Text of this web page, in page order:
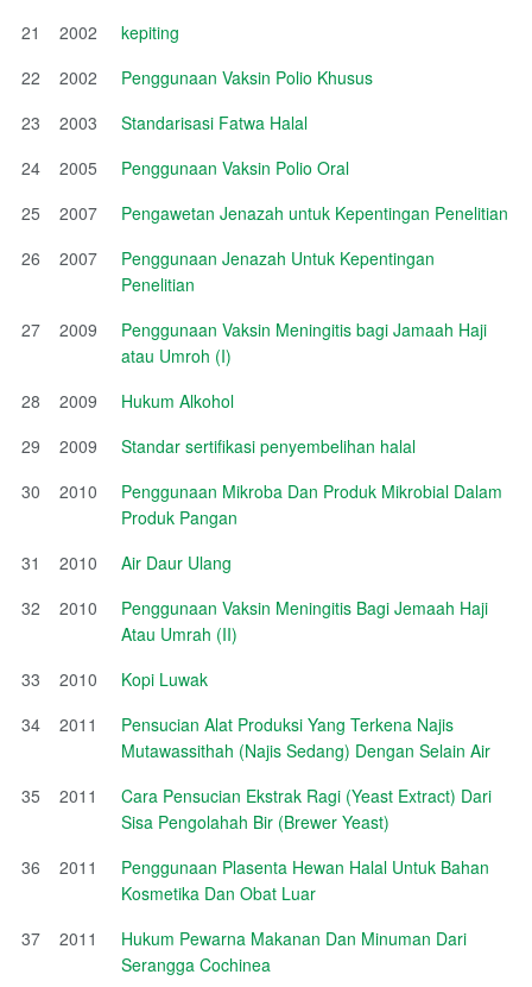
21
2002
kepiting
22
2002
Penggunaan Vaksin Polio Khusus
23
2003
Standarisasi Fatwa Halal
24
2005
Penggunaan Vaksin Polio Oral
25
2007
Pengawetan Jenazah untuk Kepentingan Penelitian
26
2007
Penggunaan Jenazah Untuk Kepentingan
Penelitian
27
2009
Penggunaan Vaksin Meningitis bagi Jamaah Haji
atau Umroh (I)
28
2009
Hukum Alkohol
29
2009
Standar sertifikasi penyembelihan halal
30
2010
Penggunaan Mikroba Dan Produk Mikrobial Dalam
Produk Pangan
31
2010
Air Daur Ulang
32
2010
Penggunaan Vaksin Meningitis Bagi Jemaah Haji
Atau Umrah (II)
33
2010
Kopi Luwak
34
2011
Pensucian Alat Produksi Yang Terkena Najis
Mutawassithah (Najis Sedang) Dengan Selain Air
35
2011
Cara Pensucian Ekstrak Ragi (Yeast Extract) Dari
Sisa Pengolahah Bir (Brewer Yeast)
36
2011
Penggunaan Plasenta Hewan Halal Untuk Bahan
Kosmetika Dan Obat Luar
37
2011
Hukum Pewarna Makanan Dan Minuman Dari
Serangga Cochinea